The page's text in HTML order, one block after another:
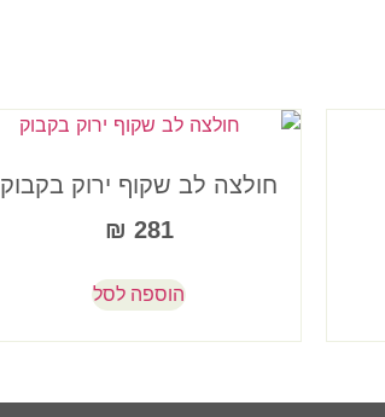
חולצה לב שקוף ירוק בקבוק
281
₪
הוספה לסל